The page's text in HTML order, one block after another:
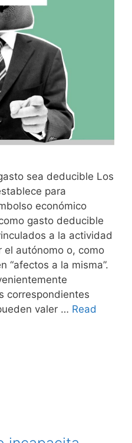
sea deducible Los
para
económico
gasto deducible
a la actividad
el autónomo o, como
“afectos a la misma”.
correspondientes
valer … Read